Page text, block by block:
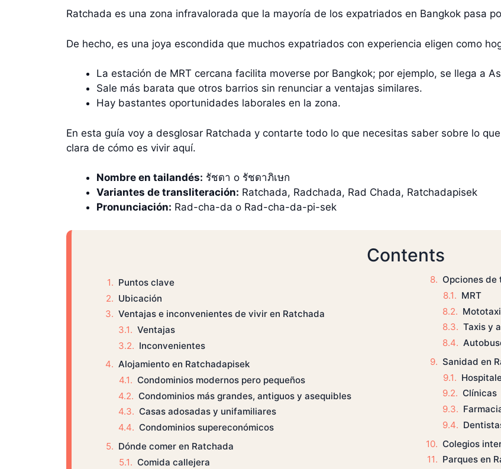
Ratchada es una zona infravalorada que la mayoría de los expatriados en Bangkok pasa
De hecho, es una joya escondida que muchos expatriados con experiencia eligen como
La estación de MRT cercana facilita moverse por Bangkok; por ejemplo, se llega a
Sale más barata que otros barrios sin renunciar a ventajas similares.
Hay bastantes oportunidades laborales en la zona.
En esta guía voy a desglosar Ratchada y contarte todo lo que necesitas saber sobre lo
clara de cómo es vivir aquí.
Nombre en tailandés: รัชดา o รัชดาภิเษก
Variantes de transliteración: Ratchada, Radchada, Rad Chada, Ratchadapisek
Pronunciación: Rad-cha-da o Rad-cha-da-pi-sek
Contents
Puntos clave
Ubicación
Ventajas e inconvenientes de vivir en Ratchada
Ventajas
Inconvenientes
Alojamiento en Ratchadapisek
Condominios modernos pero pequeños
Condominios más grandes, antiguos y asequibles
Casas adosadas y unifamiliares
Condominios supereconómicos
Dónde comer en Ratchada
Comida callejera
Opciones de
MRT
Taxis y
Sanidad en
Clínicas
Colegios
Parques en